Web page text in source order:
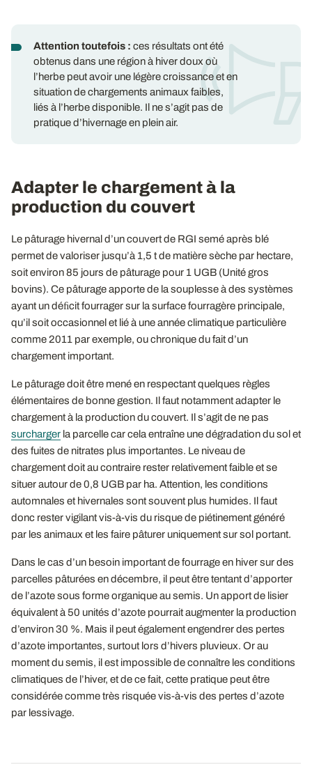
Attention toutefois : ces résultats ont été
obtenus dans une région à hiver doux où
l’herbe peut avoir une légère croissance et en
situation de chargements animaux faibles,
liés à l’herbe disponible. Il ne s’agit pas de
pratique d’hivernage en plein air.
Adapter le chargement à la
production du couvert
Le pâturage hivernal d’un couvert de RGI semé après blé
permet de valoriser jusqu’à 1,5 t de matière sèche par hectare,
soit environ 85 jours de pâturage pour 1 UGB (Unité gros
bovins). Ce pâturage apporte de la souplesse à des systèmes
ayant un déﬁcit fourrager sur la surface fourragère principale,
qu’il soit occasionnel et lié à une année climatique particulière
comme 2011 par exemple, ou chronique du fait d’un
chargement important.
Le pâturage doit être mené en respectant quelques règles
élémentaires de bonne gestion. Il faut notamment adapter le
chargement à la production du couvert. Il s’agit de ne pas
surcharger la parcelle car cela entraîne une dégradation du sol et
des fuites de nitrates plus importantes. Le niveau de
chargement doit au contraire rester relativement faible et se
situer autour de 0,8 UGB par ha. Attention, les conditions
automnales et hivernales sont souvent plus humides. Il faut
donc rester vigilant vis-à-vis du risque de piétinement généré
par les animaux et les faire pâturer uniquement sur sol portant.
Dans le cas d’un besoin important de fourrage en hiver sur des
parcelles pâturées en décembre, il peut être tentant d’apporter
de l’azote sous forme organique au semis. Un apport de lisier
équivalent à 50 unités d’azote pourrait augmenter la production
d’environ 30 %. Mais il peut également engendrer des pertes
d’azote importantes, surtout lors d’hivers pluvieux. Or au
moment du semis, il est impossible de connaître les conditions
climatiques de l’hiver, et de ce fait, cette pratique peut être
considérée comme très risquée vis-à-vis des pertes d’azote
par lessivage.